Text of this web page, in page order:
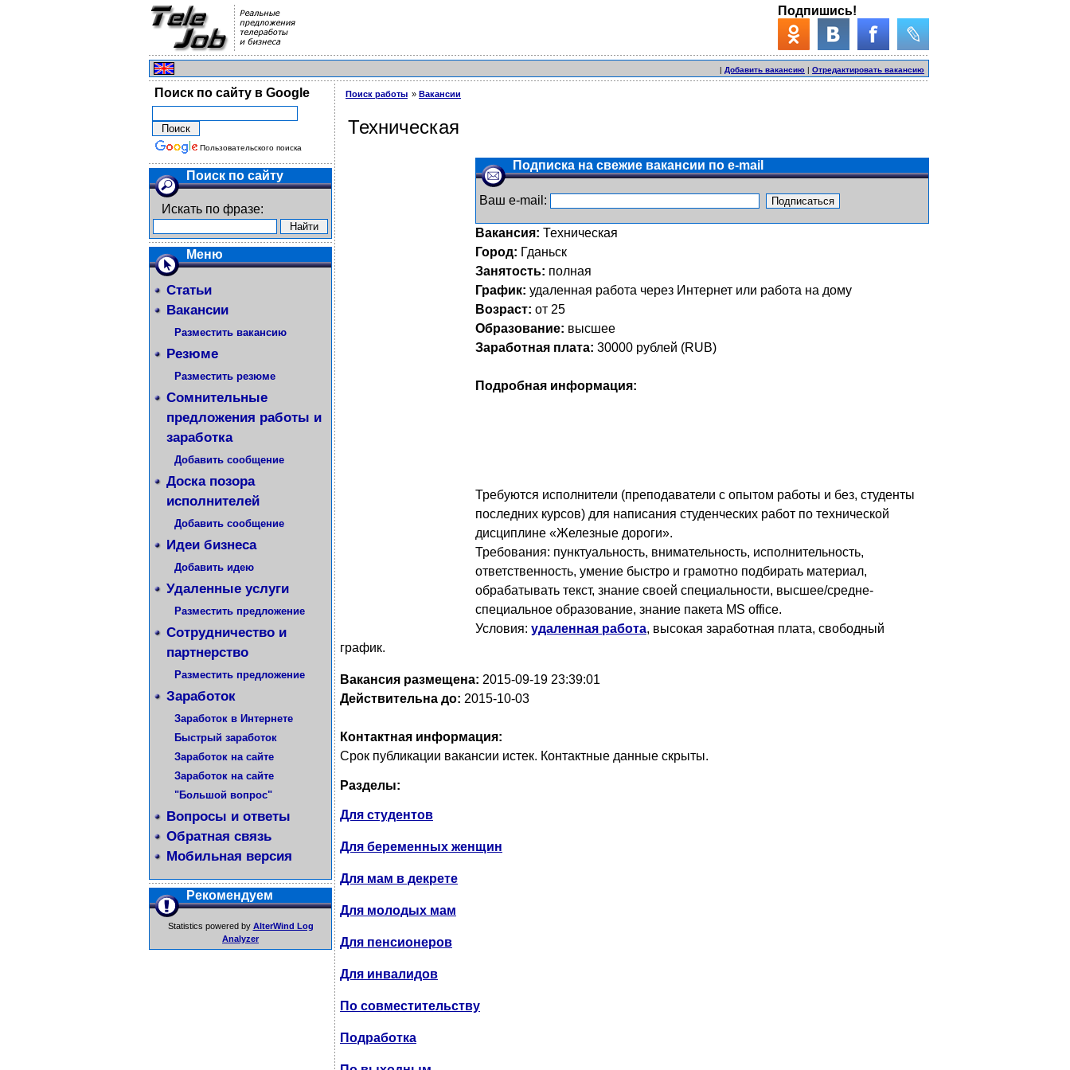
Подпишись!
| Добавить вакансию | Отредактировать вакансию
Поиск по сайту в Google
Пользовательского поиска
Поиск по сайту
Искать по фразе:
Меню
Статьи
Вакансии
Разместить вакансию
Резюме
Разместить резюме
Сомнительные
предложения работы и
заработка
Добавить сообщение
Доска позора
исполнителей
Добавить сообщение
Идеи бизнеса
Добавить идею
Удаленные услуги
Разместить предложение
Сотрудничество и
партнерство
Разместить предложение
Заработок
Заработок в Интернете
Быстрый заработок
Заработок на сайте
Заработок на сайте
"Большой вопрос"
Вопросы и ответы
Обратная связь
Мобильная версия
Рекомендуем
Statistics powered by AlterWind Log
Analyzer
Поиск работы Вакансии
Техническая
Подписка на свежие вакансии по e-mail
Ваш e-mail:
Вакансия: Техническая
Город: Гданьск
Занятость: полная
График: удаленная работа через Интернет или работа на дому
Возраст: от 25
Образование: высшее
Заработная плата: 30000 рублей (RUB)
Подробная информация:
Требуются исполнители (преподаватели с опытом работы и без, студенты
последних курсов) для написания студенческих работ по технической
дисциплине «Железные дороги».
Требования: пунктуальность, внимательность, исполнительность,
ответственность, умение быстро и грамотно подбирать материал,
обрабатывать текст, знание своей специальности, высшее/средне-
специальное образование, знание пакета MS office.
Условия: удаленная работа, высокая заработная плата, свободный
график.
Вакансия размещена: 2015-09-19 23:39:01
Действительна до: 2015-10-03
Контактная информация:
Срок публикации вакансии истек. Контактные данные скрыты.
Разделы:
Для студентов
Для беременных женщин
Для мам в декрете
Для молодых мам
Для пенсионеров
Для инвалидов
По совместительству
Подработка